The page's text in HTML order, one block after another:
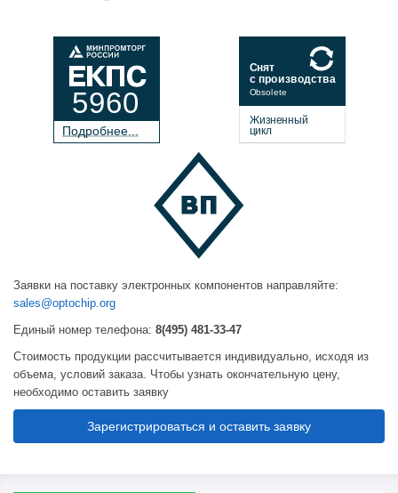
Подробнее...
5960
Жизненный
цикл
Obsolete
Снят
с производства
Заявки на поставку электронных компонентов направляйте:
sales@optochip.org
Единый номер телефона: 8(495) 481-33-47
Стоимость продукции рассчитывается индивидуально, исходя из
объема, условий заказа. Чтобы узнать окончательную цену,
необходимо оставить заявку
Зарегистрироваться и оставить заявку